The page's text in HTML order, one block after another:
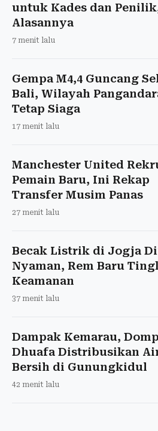
untuk Kades dan
Alasannya
7 menit lalu
Gempa M4,4 Guncang
Bali, Wilayah
Tetap Siaga
17 menit lalu
Manchester United
Pemain Baru, Ini Rekap
Transfer Musim Panas
27 menit lalu
Becak Listrik di Jogja
Nyaman, Rem Baru
Keamanan
37 menit lalu
Dampak Kemarau,
Dhuafa Distribusikan
Bersih di Gunungkidul
42 menit lalu